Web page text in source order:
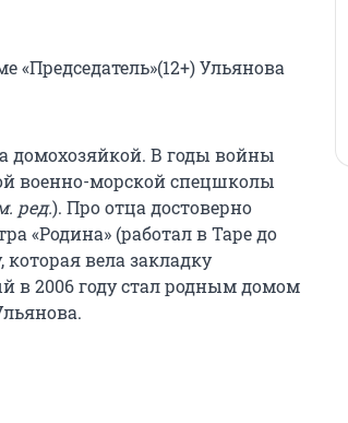
«Председатель»(12+) Ульянова
домохозяйкой. В годы войны
военно-морской спецшколы
ред.). Про отца достоверно
«Родина» (работал в Таре до
которая вела закладку
в 2006 году стал родным домом